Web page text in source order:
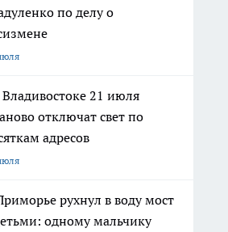
по делу о
21 июля
отключат свет по
адресов
рухнул в воду мост
одному мальчику